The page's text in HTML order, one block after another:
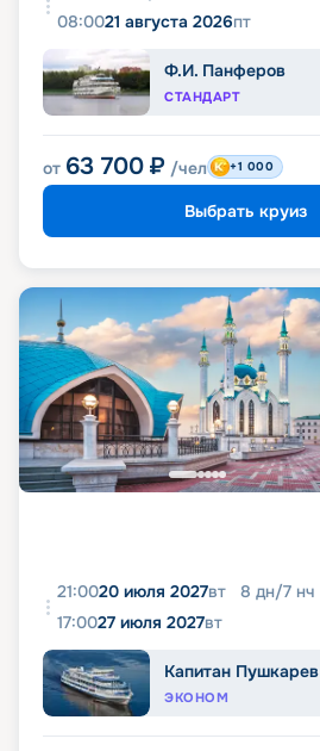
08:0021 августа 2026пт
Ф.И. Панферов
СТАНДАРТ
от 63 700 ₽ /чел +1 000
Выбрать круиз
21:0020 июля 2027вт 8 дн/7 нч
17:0027 июля 2027вт
Капитан Пушкарев
ЭКОНОМ